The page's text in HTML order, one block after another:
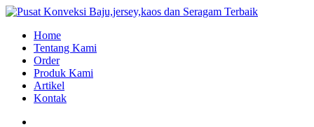
Home
Tentang Kami
Order
Produk Kami
Artikel
Kontak